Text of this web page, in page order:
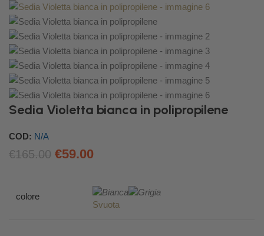
Sedia Violetta bianca in polipropilene
COD: N/A
€165.00 €59.00
colore
Svuota